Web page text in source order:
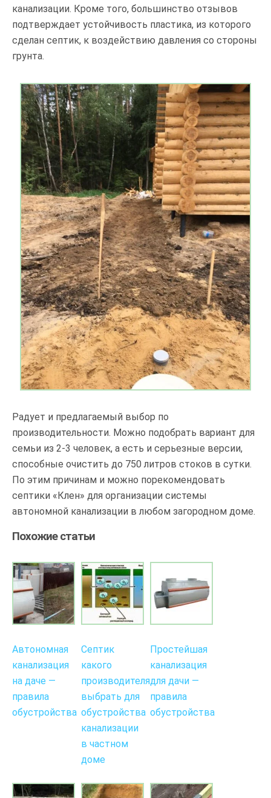
канализации. Кроме того, большинство отзывов
подтверждает устойчивость пластика, из которого
сделан септик, к воздействию давления со стороны
грунта.
Радует и предлагаемый выбор по
производительности. Можно подобрать вариант для
семьи из 2-3 человек, а есть и серьезные версии,
способные очистить до 750 литров стоков в сутки.
По этим причинам и можно порекомендовать
септики «Клен» для организации системы
автономной канализации в любом загородном доме.
Похожие статьи
Автономная
канализация
на даче —
правила
обустройства
Септик
какого
производителя
выбрать для
обустройства
канализации
в частном
доме
Простейшая
канализация
для дачи —
правила
обустройства